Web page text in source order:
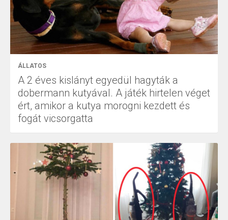
ÁLLATOS
A 2 éves kislányt egyedül hagyták a
dobermann kutyával. A játék hirtelen véget
ért, amikor a kutya morogni kezdett és
fogát vicsorgatta